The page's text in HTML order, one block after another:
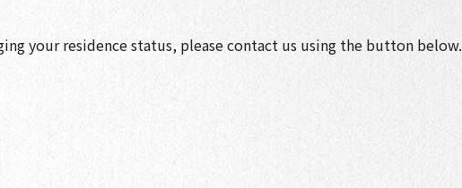
your residence status, please contact us using the button below.